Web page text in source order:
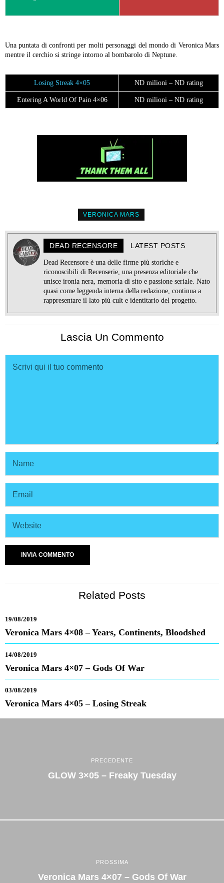
Una puntata di confronti per molti personaggi del mondo di Veronica Mars
mentre il cerchio si stringe intorno al bombarolo di Neptune.
Losing Streak 4×05 ND milioni – ND rating
Entering A World Of Pain 4×06 ND milioni – ND rating
VERONICA MARS
DEAD RECENSORE LATEST POSTS
Dead Recensore è una delle firme più storiche e
riconoscibili di Recenserie, una presenza editoriale che
unisce ironia nera, memoria di sito e passione seriale. Nato
quasi come leggenda interna della redazione, continua a
rappresentare il lato più cult e identitario del progetto.
Lascia Un Commento
Related Posts
19/08/2019
Veronica Mars 4×08 – Years, Continents, Bloodshed
14/08/2019
Veronica Mars 4×07 – Gods Of War
03/08/2019
Veronica Mars 4×05 – Losing Streak
PRECEDENTE
GLOW 3×05 – Freaky Tuesday
PROSSIMA
Veronica Mars 4×07 – Gods Of War